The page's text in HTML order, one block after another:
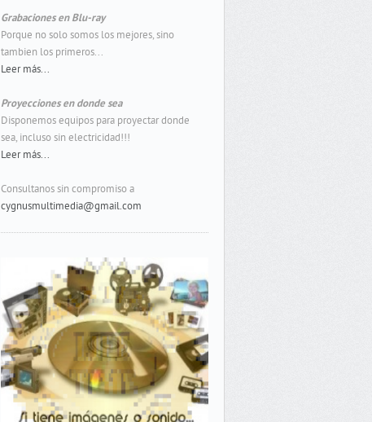
Grabaciones en Blu-ray
Porque no solo somos los mejores, sino
tambien los primeros...
Leer más...
Proyecciones en donde sea
Disponemos equipos para proyectar donde
sea, incluso sin electricidad!!!
Leer más...
Consultanos sin compromiso a
cygnusmultimedia@gmail.com